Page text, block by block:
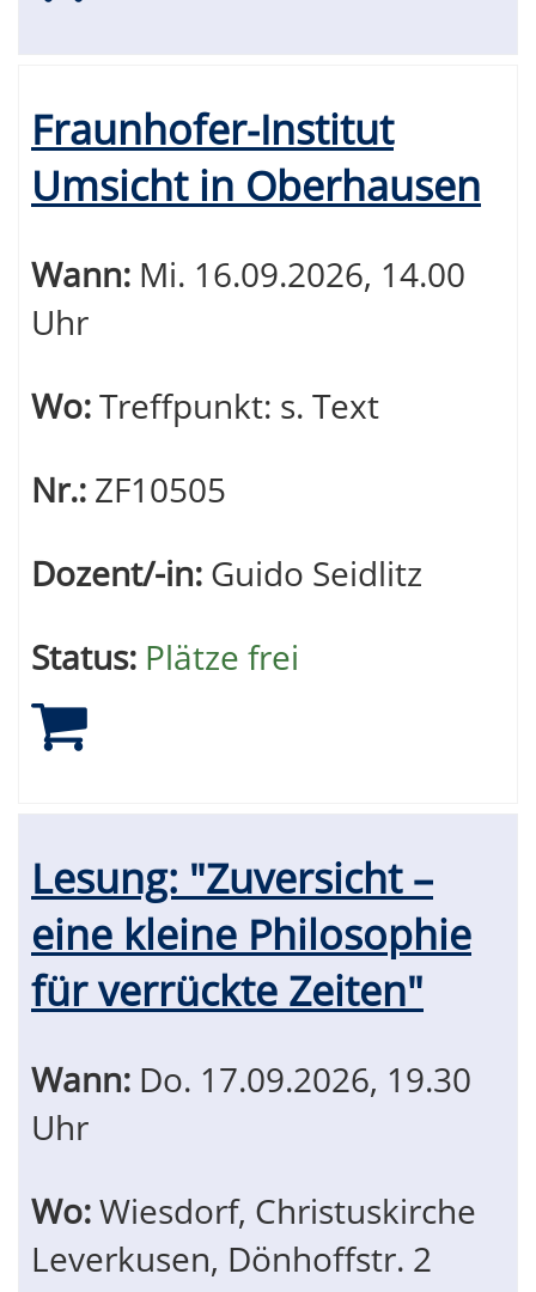
Fraunhofer-Institut
Umsicht in Oberhausen
Wann: Mi. 16.09.2026, 14.00
Uhr
Wo:Treffpunkt: s. Text
Nr.: ZF10505
Dozent/-in: Guido Seidlitz
Status: Plätze frei
Lesung: "Zuversicht –
eine kleine Philosophie
für verrückte Zeiten"
Wann: Do. 17.09.2026, 19.30
Uhr
Wo:Wiesdorf, Christuskirche
Leverkusen, Dönhoffstr. 2